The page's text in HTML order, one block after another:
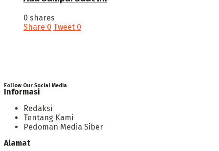
0 shares
Share 0 Tweet 0
Follow Our Social Media
Informasi
Redaksi
Tentang Kami
Pedoman Media Siber
Alamat